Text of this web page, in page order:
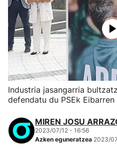
Industria jasangarria
defendatu du PSEk Eibarren
MIREN JOSU
2023/07/12 - 16:56
Azken eguneratzea 2023/